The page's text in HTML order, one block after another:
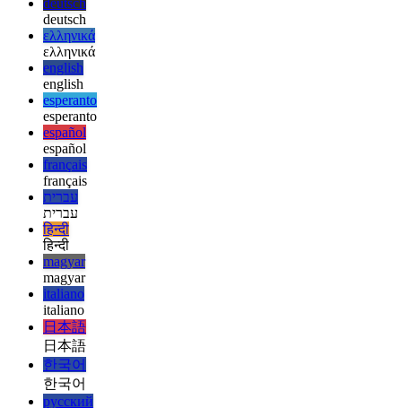
afrikaans
afrikaans
العربية
العربية
deutsch
deutsch
ελληνικά
ελληνικά
english
english
esperanto
esperanto
español
español
français
français
עברית
עברית
हिन्दी
हिन्दी
magyar
magyar
italiano
italiano
日本語